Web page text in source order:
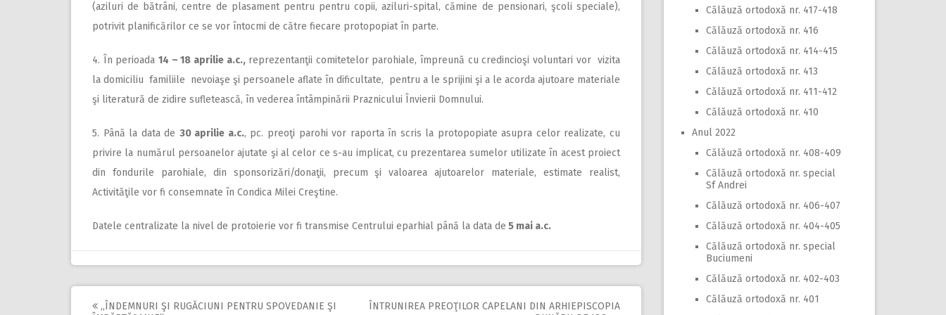
(aziluri de bătrâni, centre de plasament pentru pentru copii, aziluri-spital, cămine de pensionari, şcoli speciale),
potrivit planificărilor ce se vor întocmi de către fiecare protopopiat în parte.
4. În perioada 14 – 18 aprilie a.c.,reprezentanţii comitetelor parohiale, împreună cu credincioşi voluntari vor vizita
la domiciliu familiile nevoiaşe şi persoanele aflate în dificultate, pentru a le sprijini şi a le acorda ajutoare materiale
şi literatură de zidire sufletească, în vederea întâmpinării Praznicului Învierii Domnului.
5. Până la data de 30 aprilie a.c., pc. preoţi parohi vor raporta în scris la protopopiate asupra celor realizate, cu
privire la numărul persoanelor ajutate şi al celor ce s-au implicat, cu prezentarea sumelor utilizate în acest proiect
din fondurile parohiale, din sponsorizări/donaţii, precum şi valoarea ajutoarelor materiale, estimate realist,
Activităţile vor fi consemnate în Condica Milei Creştine.
Datele centralizate la nivel de protoierie vor fi transmise Centrului eparhial până la data de 5 mai a.c.
,,ÎNDEMNURI ŞI RUGĂCIUNI PENTRU SPOVEDANIE ŞI
ÎNTRUNIREA PREOŢILOR CAPELANI DIN ARHIEPISCOPIA
Călăuză ortodoxă nr. 417-418
Călăuză ortodoxă nr. 416
Călăuză ortodoxă nr. 414-415
Călăuză ortodoxă nr. 413
Călăuză ortodoxă nr. 411-412
Călăuză ortodoxă nr. 410
Anul 2022
Călăuză ortodoxă nr. 408-409
Călăuză ortodoxă nr. special
Sf Andrei
Călăuză ortodoxă nr. 406-407
Călăuză ortodoxă nr. 404-405
Călăuză ortodoxă nr. special
Buciumeni
Călăuză ortodoxă nr. 402-403
Călăuză ortodoxă nr. 401